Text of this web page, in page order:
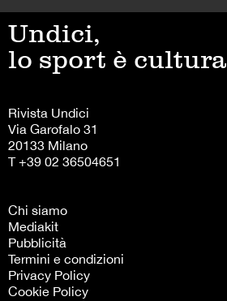
Undici,
lo sport è cultura
Rivista Undici
Via Garofalo 31
20133 Milano
T +39 02 36504651
Chi siamo
Mediakit
Pubblicità
Termini e condizioni
Privacy Policy
Cookie Policy